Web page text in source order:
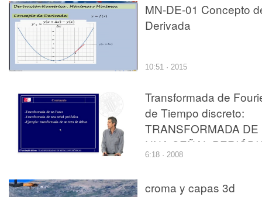
MN-DE-01 Concepto
Derivada
10:51 · 2015
Transformada de
de Tiempo discreto:
TRANSFORMADA DE
UNA SEÑAL
6:18 · 2008
croma y capas 3d